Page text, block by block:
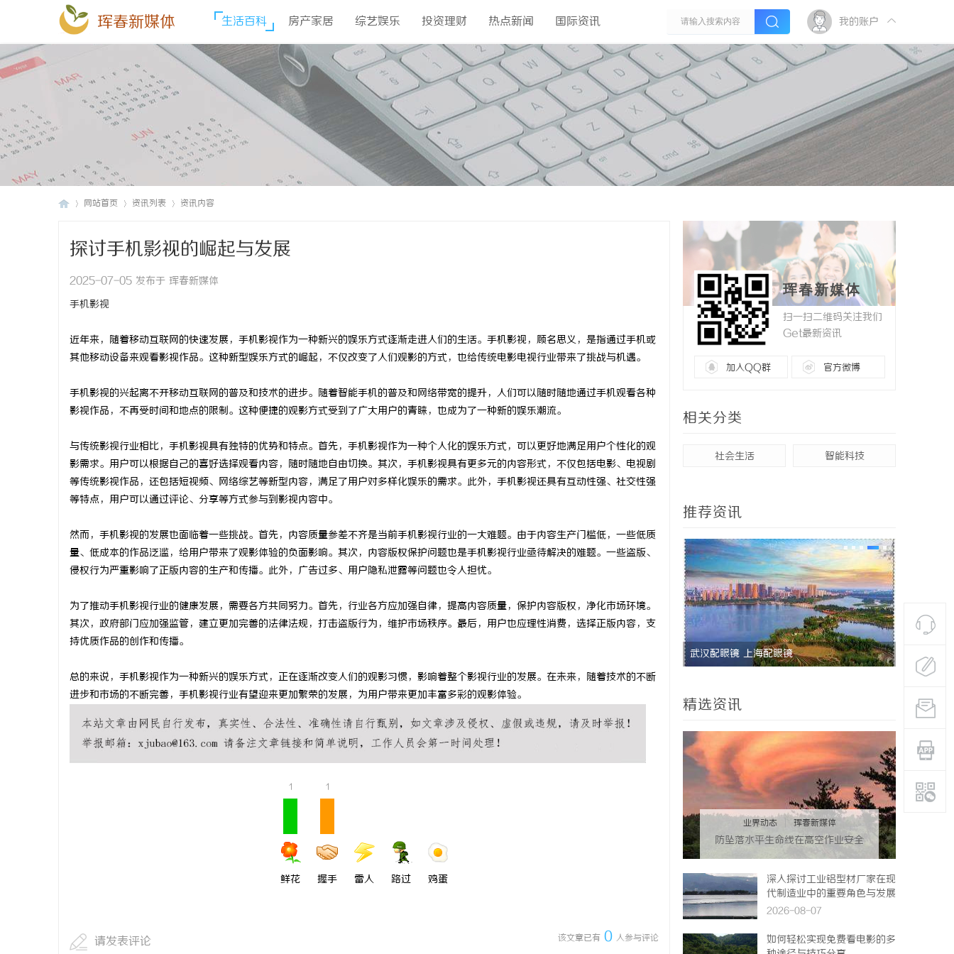
珲春新媒体 生活百科 房产家居 综艺娱乐 投资理财 热点新闻 国际资讯 我的账户
网站首页 资讯列表 资讯内容
探讨手机影视的崛起与发展
2025-07-05 发布于 珲春新媒体
手机影视
近年来，随着移动互联网的快速发展，手机影视作为一种新兴的娱乐方式逐渐走进人们的生活。手机影视，顾名思义，是指通过手机或
其他移动设备来观看影视作品。这种新型娱乐方式的崛起，不仅改变了人们观影的方式，也给传统电影电视行业带来了挑战与机遇。
手机影视的兴起离不开移动互联网的普及和技术的进步。随着智能手机的普及和网络带宽的提升，人们可以随时随地通过手机观看各种
影视作品，不再受时间和地点的限制。这种便捷的观影方式受到了广大用户的青睐，也成为了一种新的娱乐潮流。
与传统影视行业相比，手机影视具有独特的优势和特点。首先，手机影视作为一种个人化的娱乐方式，可以更好地满足用户个性化的观
影需求。用户可以根据自己的喜好选择观看内容，随时随地自由切换。其次，手机影视具有更多元的内容形式，不仅包括电影、电视剧
等传统影视作品，还包括短视频、网络综艺等新型内容，满足了用户对多样化娱乐的需求。此外，手机影视还具有互动性强、社交性强
等特点，用户可以通过评论、分享等方式参与到影视内容中。
然而，手机影视的发展也面临着一些挑战。首先，内容质量参差不齐是当前手机影视行业的一大难题。由于内容生产门槛低，一些低质
量、低成本的作品泛滥，给用户带来了观影体验的负面影响。其次，内容版权保护问题也是手机影视行业亟待解决的难题。一些盗版、
侵权行为严重影响了正版内容的生产和传播。此外，广告过多、用户隐私泄露等问题也令人担忧。
为了推动手机影视行业的健康发展，需要各方共同努力。首先，行业各方应加强自律，提高内容质量，保护内容版权，净化市场环境。
其次，政府部门应加强监管，建立更加完善的法律法规，打击盗版行为，维护市场秩序。最后，用户也应理性消费，选择正版内容，支
持优质作品的创作和传播。
总的来说，手机影视作为一种新兴的娱乐方式，正在逐渐改变人们的观影习惯，影响着整个影视行业的发展。在未来，随着技术的不断
进步和市场的不断完善，手机影视行业有望迎来更加繁荣的发展，为用户带来更加丰富多彩的观影体验。
1
鲜花
1
握手 雷人 路过 鸡蛋
该文章已有 0 人参与评论
请发表评论
珲春新媒体
扫一扫二维码关注我们
Get最新资讯
加入QQ群 官方微博
相关分类
社会生活 智能科技
推荐资讯
全解析
激光跟踪仪在现代精密测量中的应用与发展趋
精选资讯
业界动态 珲春新媒体
防坠落水平生命线在高空作业安全
中的关键作用与应用解析
深入探讨工业铝型材厂家在现
代制造业中的重要角色与发展
趋势
2026-08-07
如何轻松实现免费看电影的多